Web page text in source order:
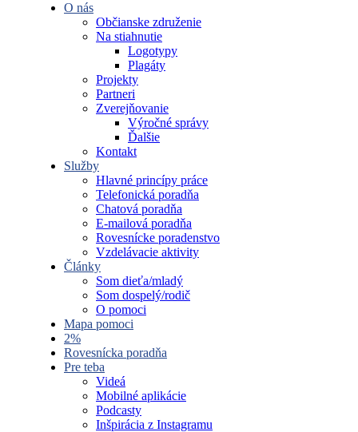
O nás
Občianske združenie
Na stiahnutie
Logotypy
Plagáty
Projekty
Partneri
Zverejňovanie
Výročné správy
Ďalšie
Kontakt
Služby
Hlavné princípy práce
Telefonická poradňa
Chatová poradňa
E-mailová poradňa
Rovesnícke poradenstvo
Vzdelávacie aktivity
Články
Som dieťa/mladý
Som dospelý/rodič
O pomoci
Mapa pomoci
2%
Rovesnícka poradňa
Pre teba
Videá
Mobilné aplikácie
Podcasty
Inšpirácia z Instagramu